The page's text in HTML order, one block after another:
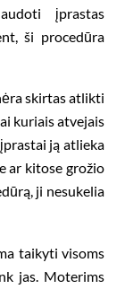
įprastas
ši procedūra
skirtas atlikti
kuriais atvejais
ją atlieka
ar kitose grožio
ji nesukelia
taikyti visoms
jas. Moterims